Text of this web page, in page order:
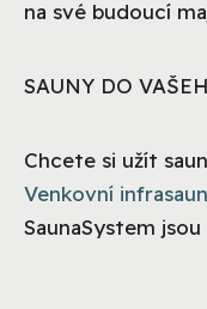
na své budoucí
SAUNY DO
Chcete si užít
Venkovní
SaunaSystem